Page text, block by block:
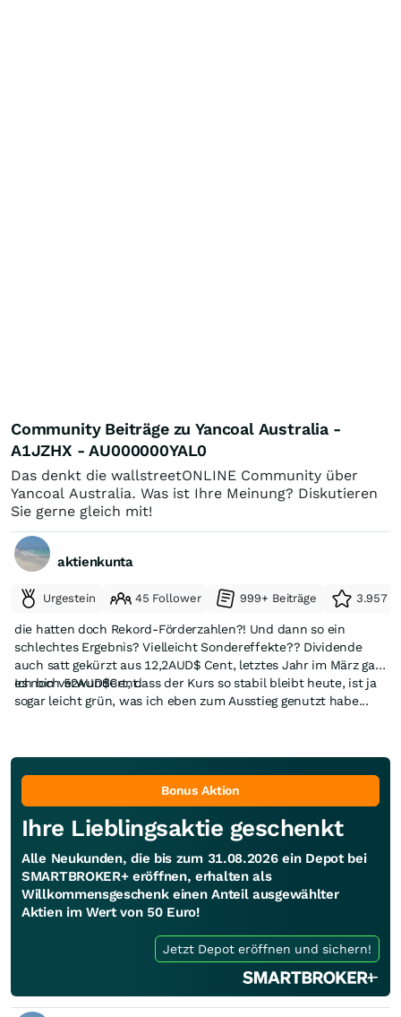
Community Beiträge zu Yancoal Australia -
A1JZHX - AU000000YAL0
Das denkt die wallstreetONLINE Community über
Yancoal Australia. Was ist Ihre Meinung? Diskutieren
Sie gerne gleich mit!
aktienkunta
Urgestein 45 Follower 999+ Beiträge 3.957
die hatten doch Rekord-Förderzahlen?! Und dann so ein
schlechtes Ergebnis? Vielleicht Sondereffekte?? Dividende
auch satt gekürzt aus 12,2AUD$ Cent, letztes Jahr im März gab
es noch 52AUD$Cent.
Ich bin verwundert, dass der Kurs so stabil bleibt heute, ist ja
sogar leicht grün, was ich eben zum Ausstieg genutzt habe...
Bonus Aktion
Ihre Lieblingsaktie geschenkt
Alle Neukunden, die bis zum 31.08.2026 ein Depot bei
SMARTBROKER+ eröffnen, erhalten als
Willkommensgeschenk einen Anteil ausgewählter
Aktien im Wert von 50 Euro!
Jetzt Depot eröffnen und sichern!